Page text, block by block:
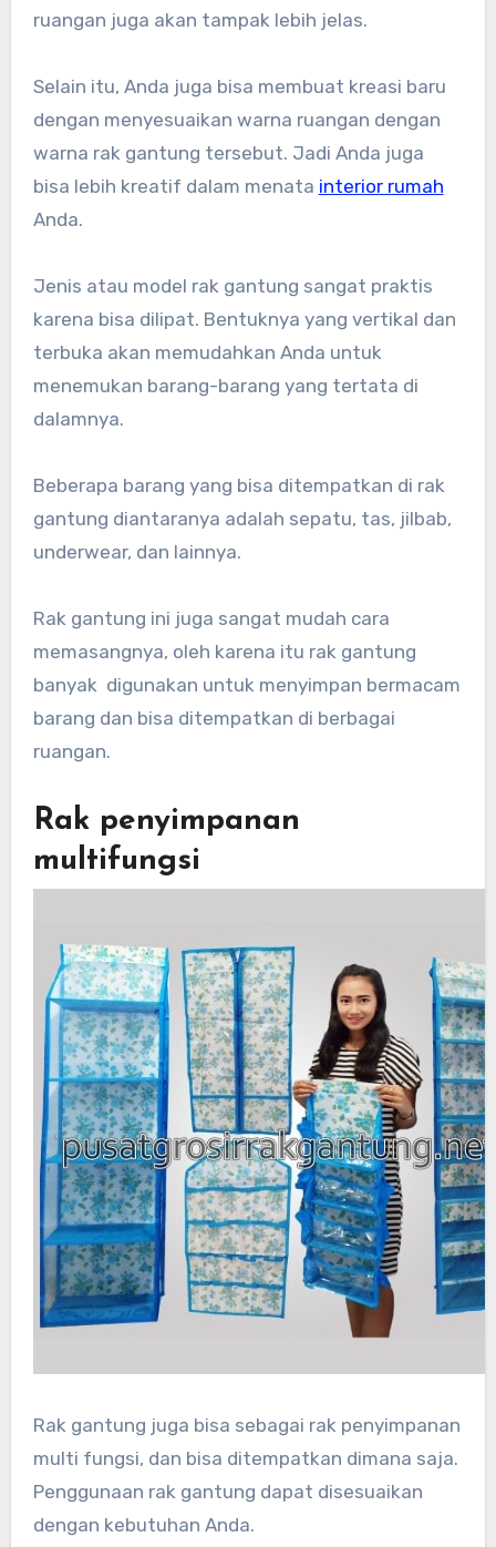
ruangan juga akan tampak lebih jelas.
Selain itu, Anda juga bisa membuat kreasi baru
dengan menyesuaikan warna ruangan dengan
warna rak gantung tersebut. Jadi Anda juga
bisa lebih kreatif dalam menata interior rumah
Anda.
Jenis atau model rak gantung sangat praktis
karena bisa dilipat. Bentuknya yang vertikal dan
terbuka akan memudahkan Anda untuk
menemukan barang-barang yang tertata di
dalamnya.
Beberapa barang yang bisa ditempatkan di rak
gantung diantaranya adalah sepatu, tas, jilbab,
underwear, dan lainnya.
Rak gantung ini juga sangat mudah cara
memasangnya, oleh karena itu rak gantung
banyak digunakan untuk menyimpan bermacam
barang dan bisa ditempatkan di berbagai
ruangan.
Rak penyimpanan
multifungsi
Rak gantung juga bisa sebagai rak penyimpanan
multi fungsi, dan bisa ditempatkan dimana saja.
Penggunaan rak gantung dapat disesuaikan
dengan kebutuhan Anda.